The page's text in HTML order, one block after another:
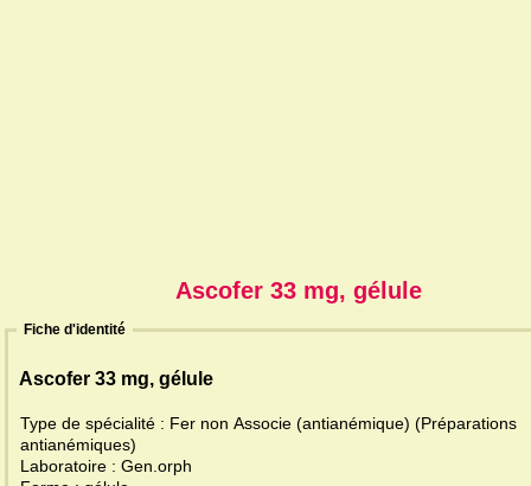
Ascofer 33 mg, gélule
Fiche d'identité
Ascofer 33 mg, gélule
Type de spécialité : Fer non Associe (antianémique) (Préparations
antianémiques)
Laboratoire : Gen.orph